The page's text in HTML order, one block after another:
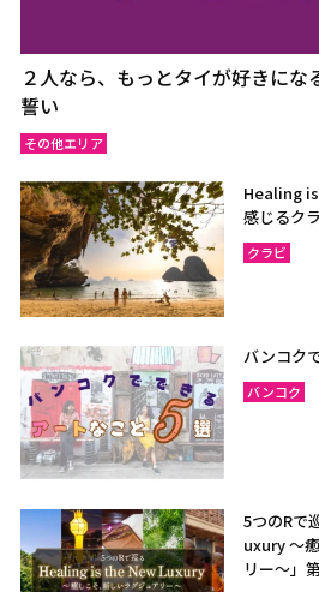
２人なら、もっとタイが好きにな
誓い
その他エリア
Healing
感じるク
クラビ
バンコク
バンコク
5つのRで
uxury ～
リー〜」